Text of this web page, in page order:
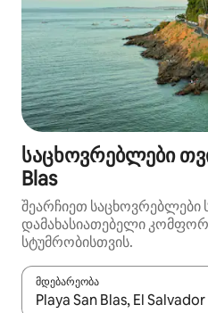
საცხოვრებლები
Blas
შეარჩიეთ საცხოვრებლები
დამახასიათებელი
სტუმრობისთვის.
მდებარეობა
როცა შედეგები